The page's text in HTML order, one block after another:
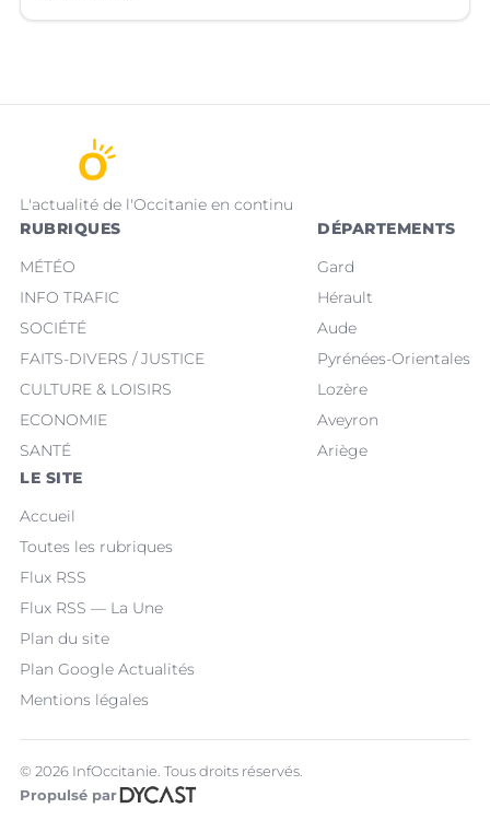
L'actualité de l'Occitanie en continu
RUBRIQUES
MÉTÉO
INFO TRAFIC
SOCIÉTÉ
FAITS-DIVERS / JUSTICE
CULTURE & LOISIRS
ECONOMIE
SANTÉ
DÉPARTEMENTS
Gard
Hérault
Aude
Pyrénées-Orientales
Lozère
Aveyron
Ariège
LE SITE
Accueil
Toutes les rubriques
Flux RSS
Flux RSS — La Une
Plan du site
Plan Google Actualités
Mentions légales
© 2026 InfOccitanie. Tous droits réservés.
Propulsé par